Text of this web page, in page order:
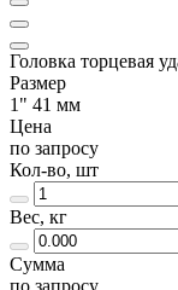
Головка торцевая
Размер
1" 41 мм
Цена
по запросу
Кол-во, шт
Вес, кг
Сумма
по запросу